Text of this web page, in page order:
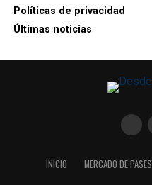
Políticas de privacidad
Últimas noticias
INICIO MERCADO DE PASES